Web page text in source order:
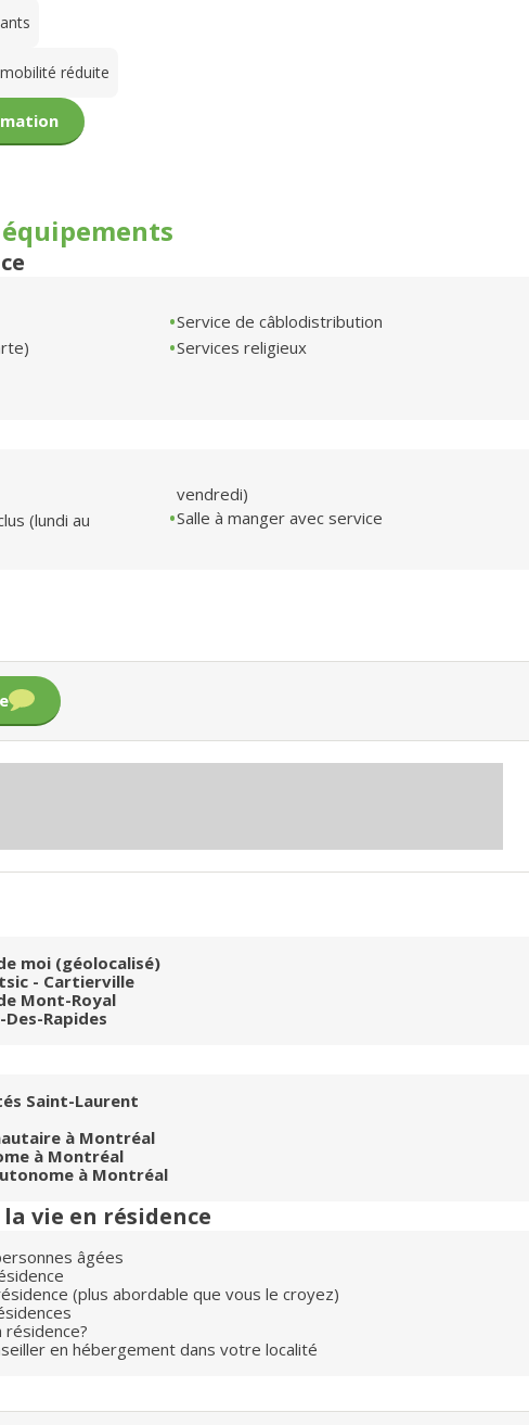
réduite
équipements
Service de câblodistribution
Services religieux
(lundi au
vendredi)
Salle à manger avec service
moi (géolocalisé)
- Cartierville
Mont-Royal
Des-Rapides
Saint-Laurent
à Montréal
à Montréal
à Montréal
vie en résidence
âgées
(plus abordable que vous le croyez)
en hébergement dans votre localité